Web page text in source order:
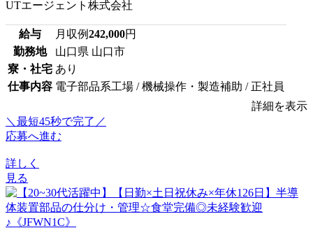
UTエージェント株式会社
給与 月収例242,000円
勤務地
山口県 山口市
寮・社宅 あり
仕事内容 電子部品系工場 / 機械操作・製造補助 / 正社員
詳細を表示
＼最短45秒で完了／
応募へ進む
詳しく
見る